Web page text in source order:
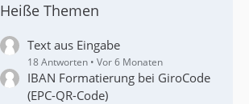
Heiße Themen
Text aus Eingabe
18 Antworten Vor 6 Monaten
IBAN Formatierung bei GiroCode
(EPC-QR-Code)